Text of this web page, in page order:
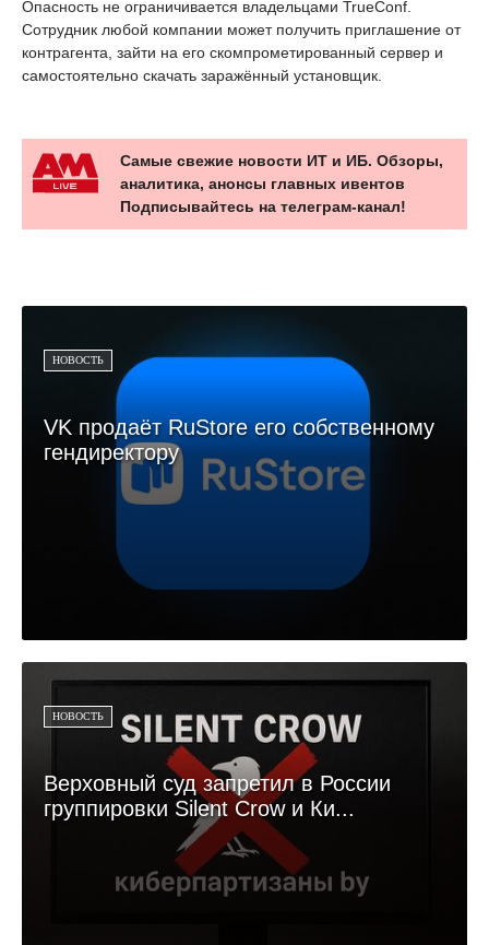
Опасность не ограничивается владельцами TrueConf.
Сотрудник любой компании может получить приглашение от
контрагента, зайти на его скомпрометированный сервер и
самостоятельно скачать заражённый установщик.
Самые свежие новости ИТ и ИБ. Обзоры,
аналитика, анонсы главных ивентов
Подписывайтесь на телеграм-канал!
НОВОСТЬ
VK продаёт RuStore его собственному
гендиректору
НОВОСТЬ
Верховный суд запретил в России
группировки Silent Crow и Ки...